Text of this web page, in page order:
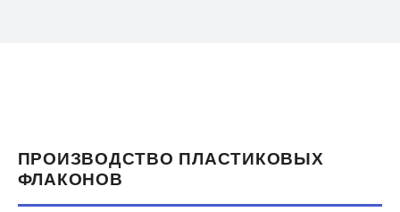
Антисептические гели
ПРОИЗВОДСТВО ПЛАСТИКОВЫХ
ФЛАКОНОВ